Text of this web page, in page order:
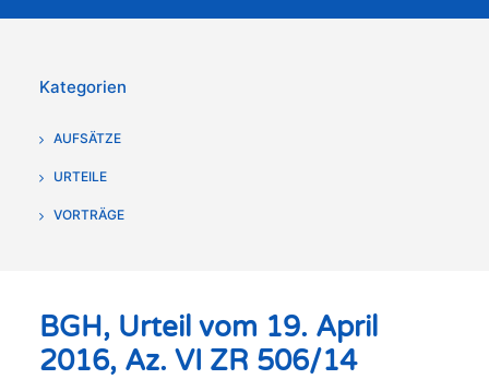
Kategorien
AUFSÄTZE
URTEILE
VORTRÄGE
BGH, Urteil vom 19. April
2016, Az. VI ZR 506/14